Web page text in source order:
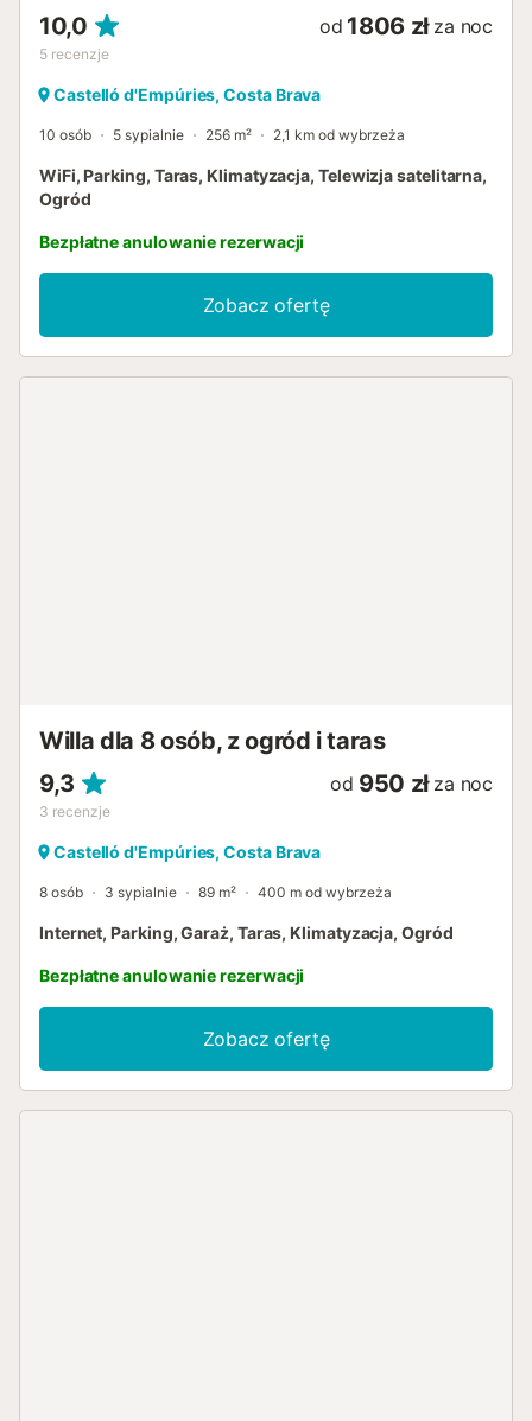
10,0
5 recenzje
od 1806 zł za noc
Castelló d'Empúries, Costa Brava
10 osób 5 sypialnie 256 m² 2,1 km od wybrzeża
WiFi, Parking, Taras, Klimatyzacja, Telewizja satelitarna,
Ogród
Bezpłatne anulowanie rezerwacji
Zobacz ofertę
Willa dla 8 osób, z ogród i taras
9,3
3 recenzje
od 950 zł za noc
Castelló d'Empúries, Costa Brava
8 osób 3 sypialnie 89 m² 400 m od wybrzeża
Internet, Parking, Garaż, Taras, Klimatyzacja, Ogród
Bezpłatne anulowanie rezerwacji
Zobacz ofertę